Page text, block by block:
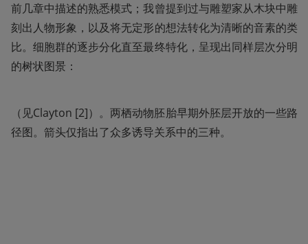
前几章中描述的熟悉模式；我曾提到过与雕塑家从木块中雕
刻出人物形象，以及将无定形的想法转化为清晰的音素的类
比。细胞群的逐步分化直至最终特化，呈现出同样层次分明
的树状图景：
（见Clayton [2]）。两栖动物胚胎早期外胚层开放的一些路
径图。箭头仅指出了众多诱导关系中的三种。